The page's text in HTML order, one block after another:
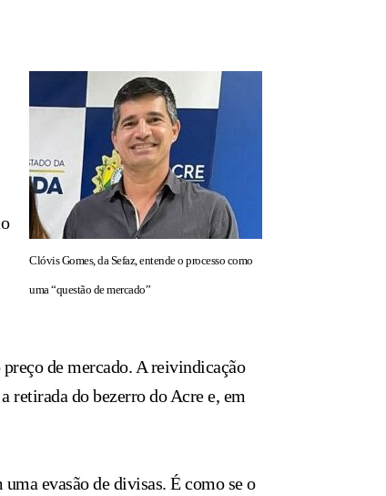
Clóvis Gomes, da Sefaz, entende o processo como
uma “questão de mercado”
de mercado. A reivindicação
retirada do bezerro do Acre e, em
evasão de divisas. É como se o